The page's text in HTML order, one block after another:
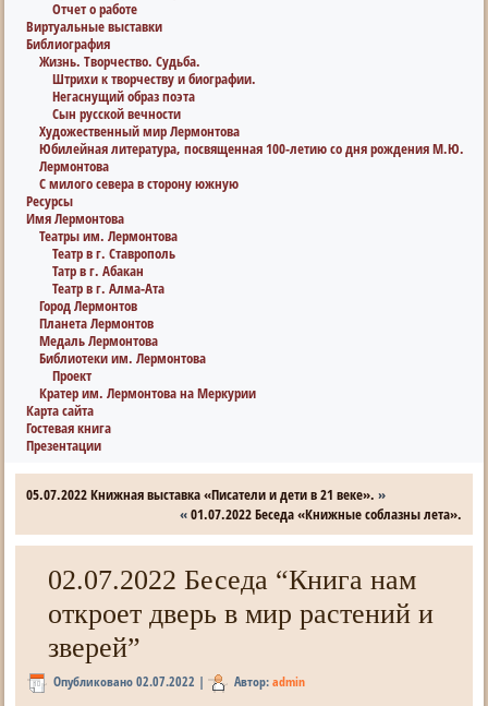
Отчет о работе
Виртуальные выставки
Библиография
Жизнь. Творчество. Судьба.
Штрихи к творчеству и биографии.
Негаснущий образ поэта
Сын русской вечности
Художественный мир Лермонтова
Юбилейная литература, посвященная 100-летию со дня рождения М.Ю.
Лермонтова
С милого севера в сторону южную
Ресурсы
Имя Лермонтова
Театры им. Лермонтова
Театр в г. Ставрополь
Татр в г. Абакан
Театр в г. Алма-Ата
Город Лермонтов
Планета Лермонтов
Медаль Лермонтова
Библиотеки им. Лермонтова
Проект
Кратер им. Лермонтова на Меркурии
Карта сайта
Гостевая книга
Презентации
05.07.2022 Книжная выставка «Писатели и дети в 21 веке». »
«01.07.2022 Беседа «Книжные соблазны лета».
02.07.2022 Беседа “Книга нам
откроет дверь в мир растений и
зверей”
Опубликовано 02.07.2022 | Автор: admin